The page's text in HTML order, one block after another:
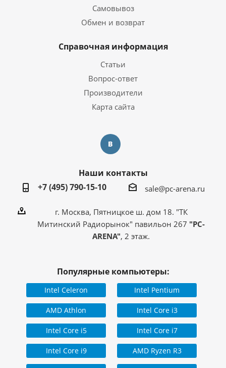
Самовывоз
Обмен и возврат
Справочная информация
Статьи
Вопрос-ответ
Производители
Карта сайта
Наши контакты
+7 (495) 790-15-10
sale@pc-arena.ru
г. Москва, Пятницкое ш. дом 18. "ТК
Митинский Радиорынок" павильон 267 "PC-
ARENA", 2 этаж.
Популярные компьютеры:
Intel Celeron Intel Pentium
AMD Athlon Intel Core i3
Intel Core i5 Intel Core i7
Intel Core i9 AMD Ryzen R3